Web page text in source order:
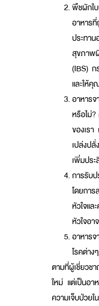
พืชผักใ
อาหาร
ประทา
สุขภาพ
(IBS) ก
และให้
อาหาร
หรือไม่
ของเร
เปล่งป
เพิ่มปร
การรับ
โดยกา
หัวใจแ
หัวใจอา
อาหาร
โรคต่า
ตามที่ผู้เชี่ยวช
ใหม่ แต่เป็นอ
ความเจ็บป่วย